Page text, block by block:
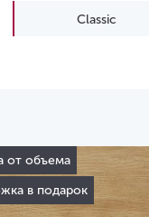
Classic
Premium XL
Solo Plus
от объема
в подарок